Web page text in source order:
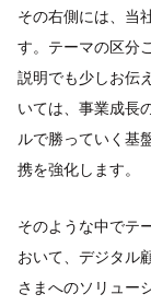
その右側には、当
す。テーマの区分
説明でも少しお伝
いては、事業成長
ルで勝っていく基
携を強化します。
そのような中でテ
おいて、デジタル
さまへのソリュー